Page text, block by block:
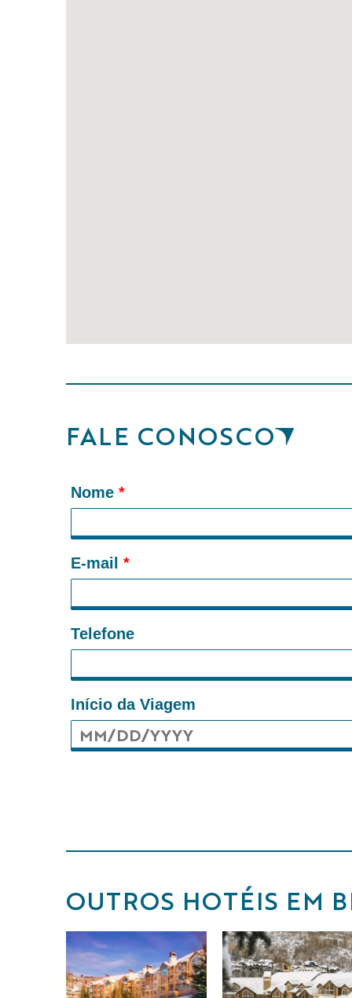
FALE CONOSCO
Nome *
E-mail *
Telefone
Início da Viagem
OUTROS HOTÉIS EM